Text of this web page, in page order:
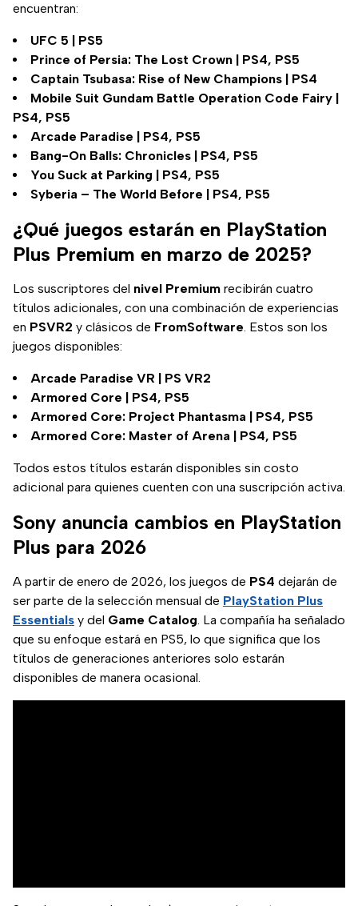
encuentran:
UFC 5 | PS5
Prince of Persia: The Lost Crown | PS4, PS5
Captain Tsubasa: Rise of New Champions | PS4
Mobile Suit Gundam Battle Operation Code Fairy |
PS4, PS5
Arcade Paradise | PS4, PS5
Bang-On Balls: Chronicles | PS4, PS5
You Suck at Parking | PS4, PS5
Syberia – The World Before | PS4, PS5
¿Qué juegos estarán en PlayStation
Plus Premium en marzo de 2025?
Los suscriptores del nivel Premium recibirán cuatro
títulos adicionales, con una combinación de experiencias
en PSVR2 y clásicos de FromSoftware. Estos son los
juegos disponibles:
Arcade Paradise VR | PS VR2
Armored Core | PS4, PS5
Armored Core: Project Phantasma | PS4, PS5
Armored Core: Master of Arena | PS4, PS5
Todos estos títulos estarán disponibles sin costo
adicional para quienes cuenten con una suscripción activa.
Sony anuncia cambios en PlayStation
Plus para 2026
A partir de enero de 2026, los juegos de PS4 dejarán de
ser parte de la selección mensual de PlayStation Plus
Essentials y del Game Catalog. La compañía ha señalado
que su enfoque estará en PS5, lo que significa que los
títulos de generaciones anteriores solo estarán
disponibles de manera ocasional.